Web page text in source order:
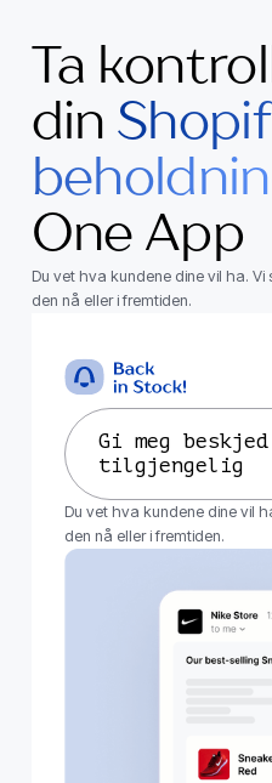
Ta
din
One App
Du vet hva kundene dine vil ha.
den nå eller i fremtiden.
Gi meg
tilgjengelig
Du vet hva kundene dine vil
den nå eller i fremtiden.